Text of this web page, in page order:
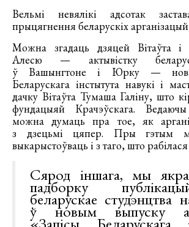
Вельмі невялікі адсотак
прыцягнення беларускіх
Можна згадаць дзяцей Вітаўта і
Алесю — актывістку
ў Вашынгтоне і Юрку —
Беларускага інстытута навукі і
дачку Вітаўта Тумаша Галіну, што
фундацыяй Крачэўскага.
можна думаць пра тое, як
з дзецьмі цяпер. Пры гэтым
выкарыстоўваць і з таго, што
Сярод іншага, мы
падборку
беларускае студэнцтва
ў новым выпуску